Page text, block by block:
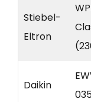
Stiebel-
Eltron
Daikin